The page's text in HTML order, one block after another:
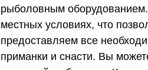
рыболовным
местных условиях, что
предоставляем все
приманки и снасти. Вы